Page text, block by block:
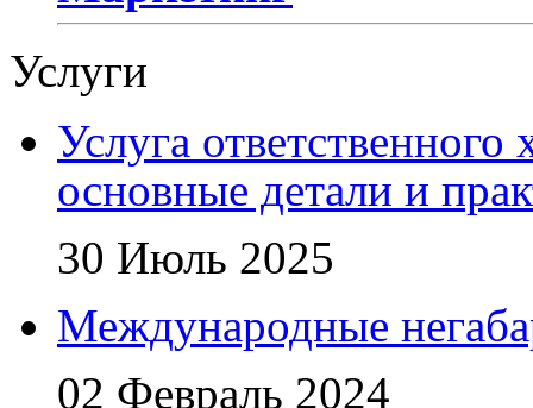
Услуги
Услуга
основные детали и
30 Июль 2025
Международные
02 Февраль 2024